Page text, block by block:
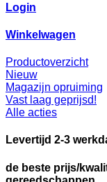
Login
Winkelwagen
Productoverzicht
Nieuw
Magazijn opruiming
Vast laag geprijsd!
Alle acties
Levertijd 2-3
de beste prijs/